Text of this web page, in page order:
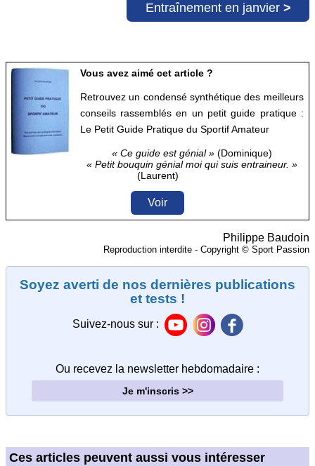
Entraînement en janvier >
Vous avez aimé cet article ?
Retrouvez un condensé synthétique des meilleurs
conseils rassemblés en un petit guide pratique :
Le Petit Guide Pratique du Sportif Amateur
« Ce guide est génial »(Dominique)
« Petit bouquin génial moi qui suis entraineur. »
(Laurent)
Voir
Philippe Baudoin
Reproduction interdite - Copyright © Sport Passion
Soyez averti de nos dernières publications
et tests !
Suivez-nous sur :
Ou recevez la newsletter hebdomadaire :
Je m'inscris >>
Ces articles peuvent aussi vous intéresser